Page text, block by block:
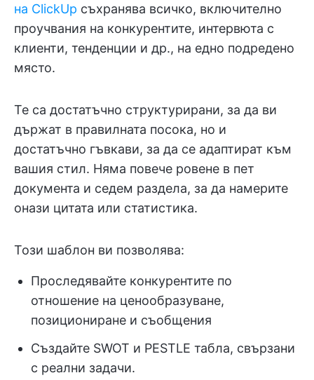
на ClickUp съхранява всичко, включително
проучвания на конкурентите, интервюта с
клиенти, тенденции и др., на едно подредено
място.
Те са достатъчно структурирани, за да ви
държат в правилната посока, но и
достатъчно гъвкави, за да се адаптират към
вашия стил. Няма повече ровене в пет
документа и седем раздела, за да намерите
онази цитата или статистика.
Този шаблон ви позволява:
Проследявайте конкурентите по
отношение на ценообразуване,
позициониране и съобщения
Създайте SWOT и PESTLE табла, свързани
с реални задачи.